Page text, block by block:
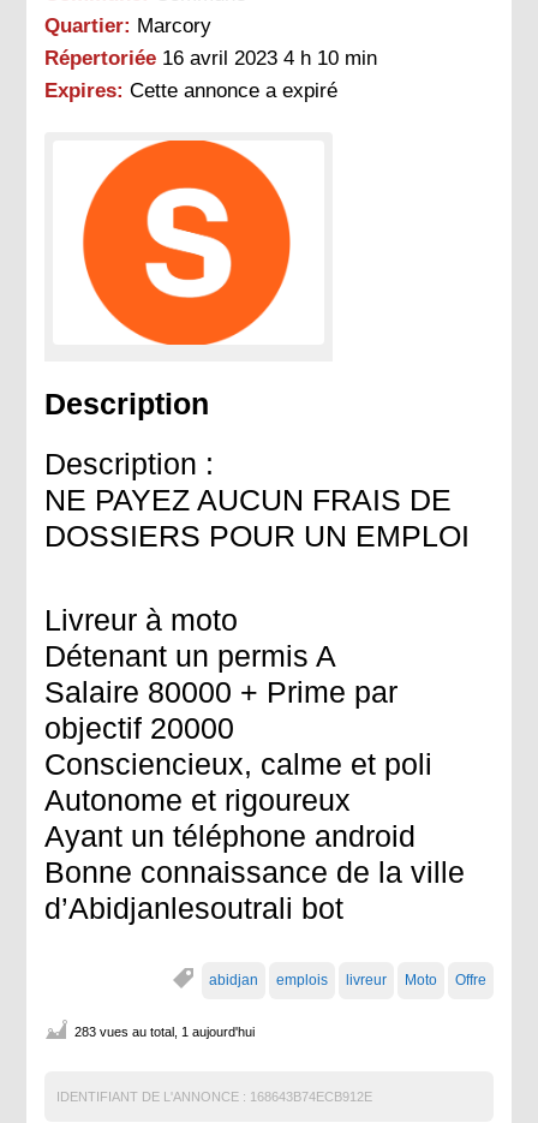
Quartier: Marcory
Répertoriée 16 avril 2023 4 h 10 min
Expires: Cette annonce a expiré
Description
Description :
NE PAYEZ AUCUN FRAIS DE
DOSSIERS POUR UN EMPLOI
Livreur à moto
Détenant un permis A
Salaire 80000 + Prime par
objectif 20000
Consciencieux, calme et poli
Autonome et rigoureux
Ayant un téléphone android
Bonne connaissance de la ville
d’Abidjanlesoutrali bot
abidjan emplois livreur Moto Offre
283 vues au total, 1 aujourd'hui
IDENTIFIANT DE L'ANNONCE : 168643B74ECB912E